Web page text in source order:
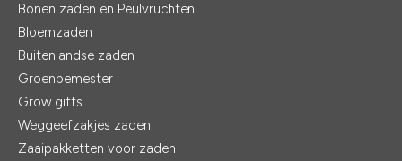
Bonen zaden en Peulvruchten
Bloemzaden
Buitenlandse zaden
Groenbemester
Grow gifts
Weggeefzakjes zaden
Zaaipakketten voor zaden